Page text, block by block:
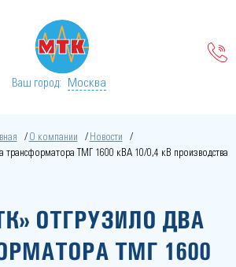
Ваш город: Москва
О компании
Новости
трансформатора ТМГ 1600 кВА 10/0,4 кВ производства
ОТГРУЗИЛО ДВА
ТМГ 1600